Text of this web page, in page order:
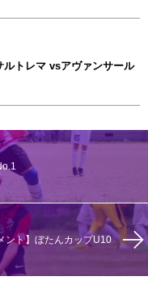
ルトレマ vsアヴァンサール
ント】ぼたんカップU10